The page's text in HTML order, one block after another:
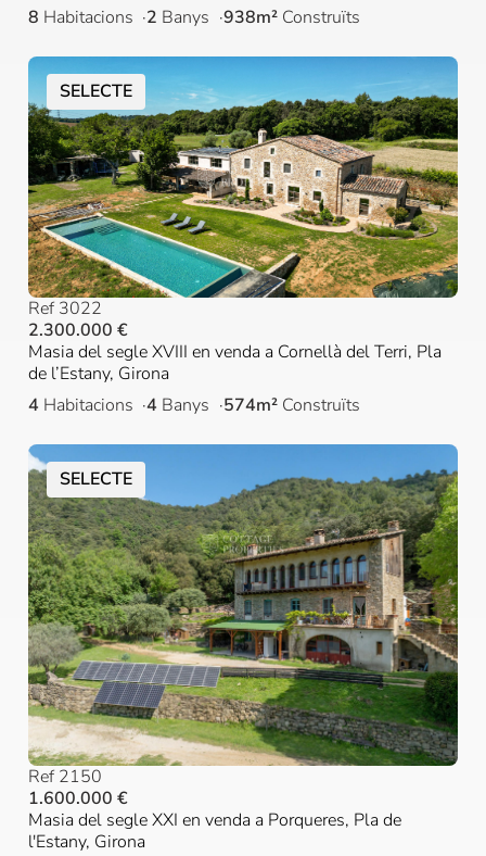
8 Habitacions 2 Banys 938m² Construïts
SELECTE
Ref 3022
2.300.000 €
Masia del segle XVIII en venda a Cornellà del Terri, Pla
de l’Estany, Girona
4 Habitacions 4 Banys 574m² Construïts
SELECTE
Ref 2150
1.600.000 €
Masia del segle XXI en venda a Porqueres, Pla de
l'Estany, Girona